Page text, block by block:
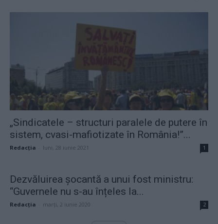
„Sindicatele – structuri paralele de putere în
sistem, cvasi-mafiotizate în România!”...
Redacţia luni, 28 iunie 2021 1
Dezvăluirea șocantă a unui fost ministru:
“Guvernele nu s-au înțeles la...
Redacţia marți, 2 iunie 2020 2